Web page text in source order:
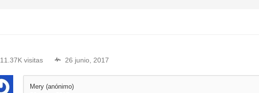
11.37K visitas 26 junio, 2017
Mery (anónimo)